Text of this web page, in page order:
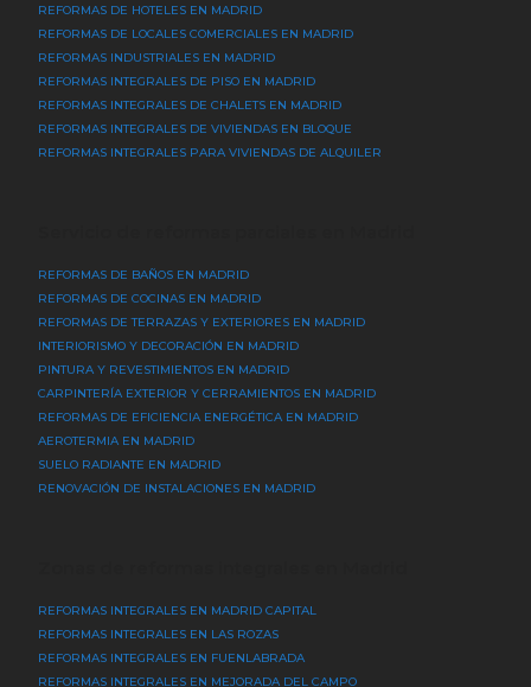
REFORMAS DE HOTELES EN MADRID
REFORMAS DE LOCALES COMERCIALES EN MADRID
REFORMAS INDUSTRIALES EN MADRID
REFORMAS INTEGRALES DE PISO EN MADRID
REFORMAS INTEGRALES DE CHALETS EN MADRID
REFORMAS INTEGRALES DE VIVIENDAS EN BLOQUE
REFORMAS INTEGRALES PARA VIVIENDAS DE ALQUILER
REFORMAS DE BAÑOS EN MADRID
REFORMAS DE COCINAS EN MADRID
REFORMAS DE TERRAZAS Y EXTERIORES EN MADRID
INTERIORISMO Y DECORACIÓN EN MADRID
PINTURA Y REVESTIMIENTOS EN MADRID
CARPINTERÍA EXTERIOR Y CERRAMIENTOS EN MADRID
REFORMAS DE EFICIENCIA ENERGÉTICA EN MADRID
AEROTERMIA EN MADRID
SUELO RADIANTE EN MADRID
RENOVACIÓN DE INSTALACIONES EN MADRID
REFORMAS INTEGRALES EN MADRID CAPITAL
REFORMAS INTEGRALES EN LAS ROZAS
REFORMAS INTEGRALES EN FUENLABRADA
REFORMAS INTEGRALES EN MEJORADA DEL CAMPO